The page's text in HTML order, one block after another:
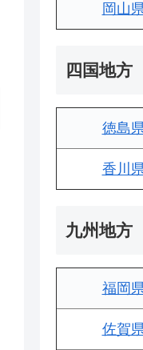
岡山
四国地方
徳島
香川
九州地方
福岡
佐賀